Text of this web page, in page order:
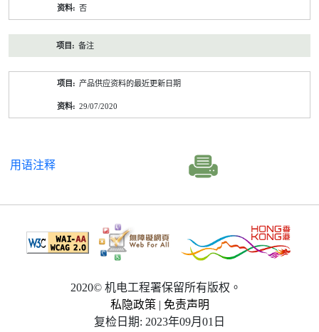
否
备注
产品供应资料的最近更新日期
29/07/2020
用语注释
2020© 机电工程署保留所有版权。
私隐政策 | 免责声明
复检日期: 2023年09月01日